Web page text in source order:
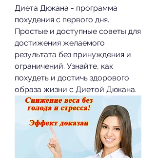
Диета Дюкана - программа
похудения с первого дня.
Простые и доступные советы для
достижения желаемого
результата без принуждения и
ограничений. Узнайте, как
похудеть и достичь здорового
образа жизни с Диетой Дюкана.